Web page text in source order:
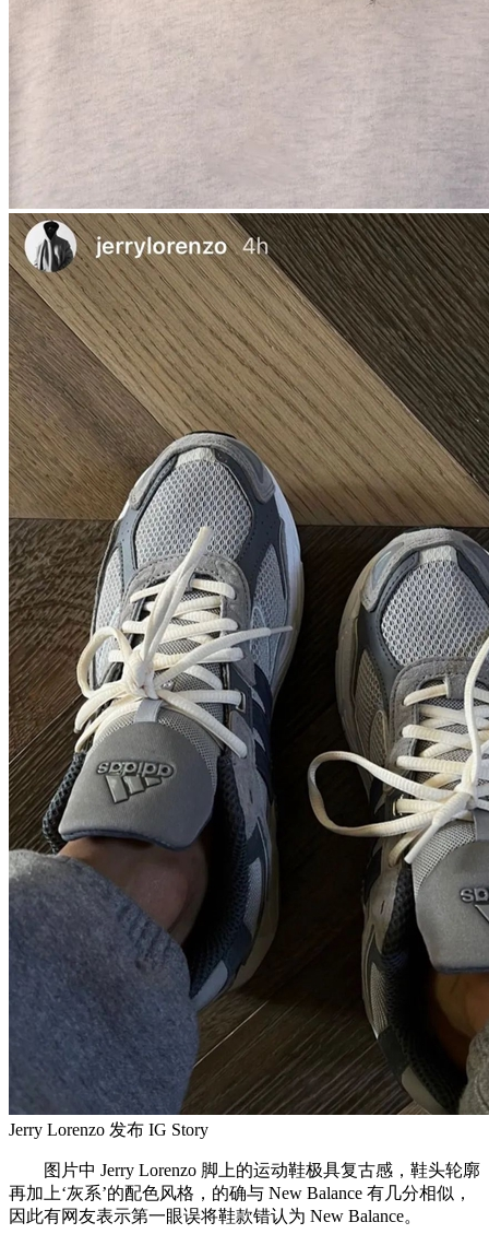
Jerry Lorenzo 发布 IG Story
图片中 Jerry Lorenzo 脚上的运动鞋极具复古感，鞋头轮廓
再加上‘灰系’的配色风格，的确与 New Balance 有几分相似，
因此有网友表示第一眼误将鞋款错认为 New Balance。